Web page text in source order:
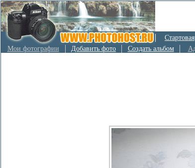
Стартовая
Мои фотографии
Добавить фото Создать альбом